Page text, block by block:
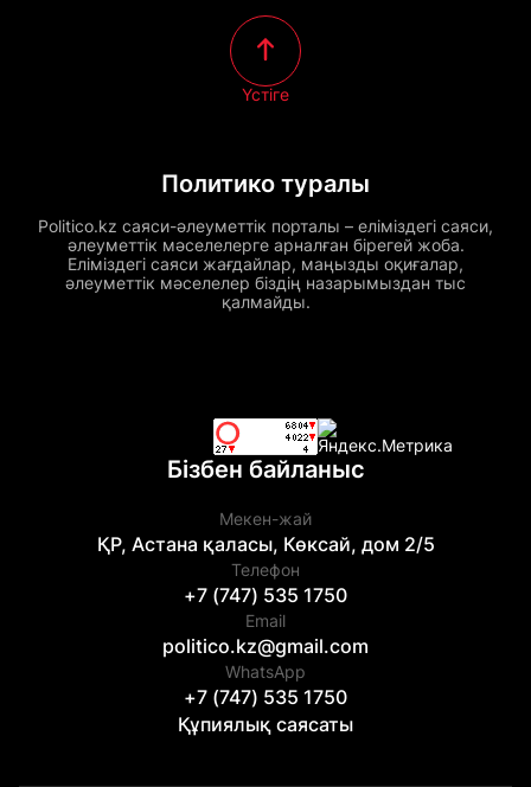
Политико туралы
Politico.kz саяси-әлеуметтік порталы – еліміздегі саяси,
әлеуметтік мәселелерге арналған бірегей жоба.
Еліміздегі саяси жағдайлар, маңызды оқиғалар,
әлеуметтік мәселелер біздің назарымыздан тыс
қалмайды.
Үстіге
Бізбен байланыс
Мекен-жай
ҚР, Астана қаласы, Көксай, дом 2/5
Телефон
+7 (747) 535 1750
Email
politico.kz@gmail.com
WhatsApp
+7 (747) 535 1750
Құпиялық саясаты